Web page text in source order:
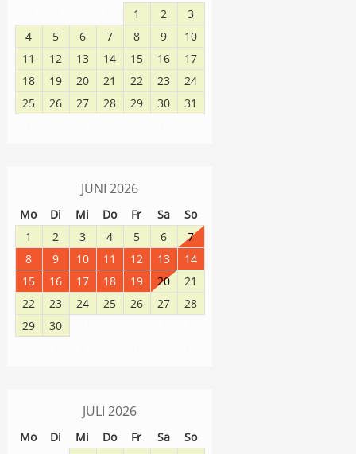
1 2
3
4
5 6 7 8 9
10
11
12 13 14 15 16
17
18
19 20 21 22 23
24
25
26 27 28 29 30
31
JUNI 2026
Mo Di Mi Do Fr Sa
So
1
2 3 4 5 6
7
8
9 10 11 12 13
14
15
16 17 18 19 20
21
22
23 24 25 26 27
28
29
30
JULI 2026
Mo Di Mi Do Fr Sa
So